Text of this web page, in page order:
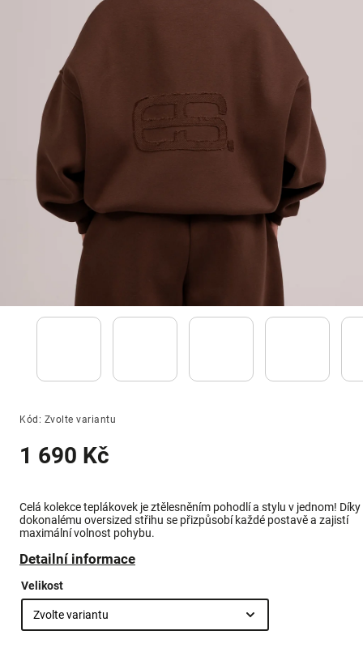
Kód: Zvolte variantu
1 690 Kč
Celá kolekce teplákovek je ztělesněním pohodlí a stylu v jednom! Díky
dokonalému oversized střihu se přizpůsobí každé postavě a zajistí
maximální volnost pohybu.
Detailní informace
Velikost